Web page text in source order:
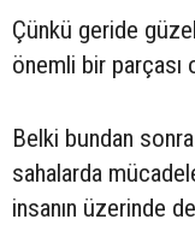
Çünkü geride
önemli bir parçası
Belki bundan
sahalarda
insanın üzerinde